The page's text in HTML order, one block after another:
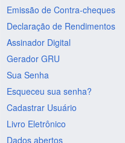
Emissão de Contra-cheques
Declaração de Rendimentos
Assinador Digital
Gerador GRU
Sua Senha
Esqueceu sua senha?
Cadastrar Usuário
Livro Eletrônico
Dados abertos